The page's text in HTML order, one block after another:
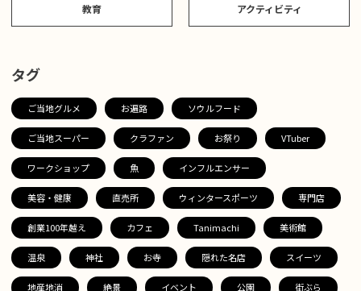
教育 アクティビティ
タグ
ご当地グルメ お遍路 ソウルフード
ご当地スーパー クラファン お祭り VTuber
ワークショップ 魚 インフルエンサー
美容・健康 直売所 ウィンタースポーツ 専門店
創業100年越え カフェ Tanimachi 美術館
温泉 神社 お寺 隠れた名店 スイーツ
地産地消 絶景 イベント 公園 街ぶら